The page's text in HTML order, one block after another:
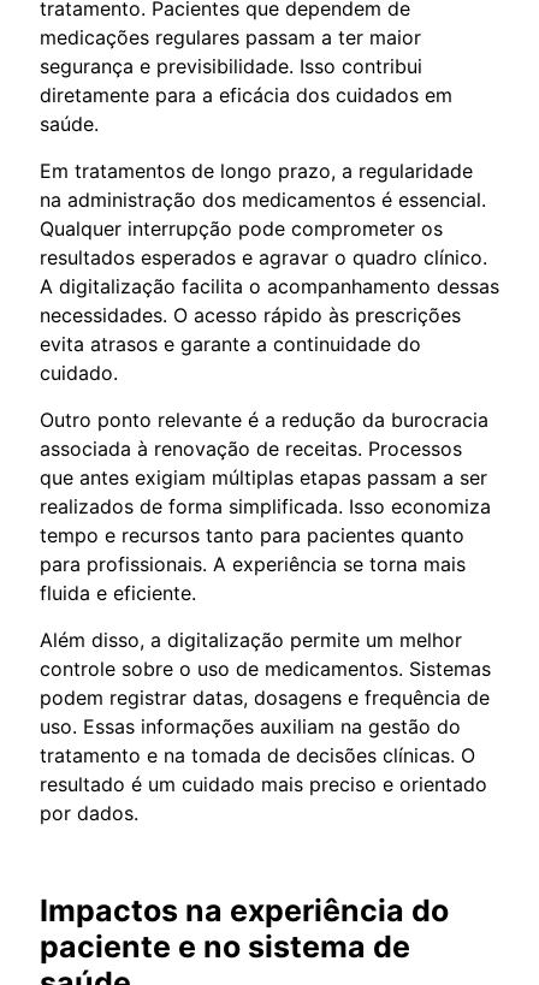
tratamento. Pacientes que dependem de
medicações regulares passam a ter maior
segurança e previsibilidade. Isso contribui
diretamente para a eficácia dos cuidados em
saúde.
Em tratamentos de longo prazo, a regularidade
na administração dos medicamentos é essencial.
Qualquer interrupção pode comprometer os
resultados esperados e agravar o quadro clínico.
A digitalização facilita o acompanhamento dessas
necessidades. O acesso rápido às prescrições
evita atrasos e garante a continuidade do
cuidado.
Outro ponto relevante é a redução da burocracia
associada à renovação de receitas. Processos
que antes exigiam múltiplas etapas passam a ser
realizados de forma simplificada. Isso economiza
tempo e recursos tanto para pacientes quanto
para profissionais. A experiência se torna mais
fluida e eficiente.
Além disso, a digitalização permite um melhor
controle sobre o uso de medicamentos. Sistemas
podem registrar datas, dosagens e frequência de
uso. Essas informações auxiliam na gestão do
tratamento e na tomada de decisões clínicas. O
resultado é um cuidado mais preciso e orientado
por dados.
Impactos na experiência do
paciente e no sistema de